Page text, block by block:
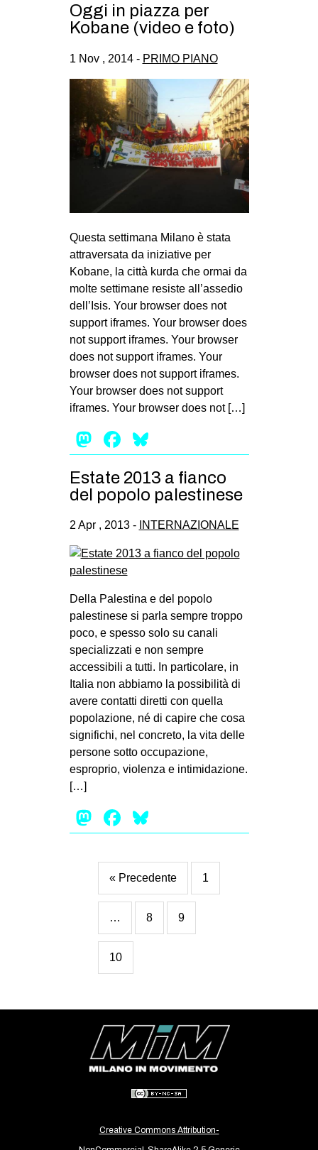
bsky
ms
SEARCH
Oggi in piazza per
Kobane (video e foto)
1 Nov , 2014 - PRIMO PIANO
Questa settimana Milano è stata
attraversata da iniziative per
Kobane, la città kurda che ormai da
molte settimane resiste all’assedio
dell’Isis. Your browser does not
support iframes. Your browser does
not support iframes. Your browser
does not support iframes. Your
browser does not support iframes.
Your browser does not support
iframes. Your browser does not […]
Mastodon
Facebook
Estate 2013 a fianco
del popolo palestinese
2 Apr , 2013 - INTERNAZIONALE
Della Palestina e del popolo
palestinese si parla sempre troppo
poco, e spesso solo su canali
specializzati e non sempre
accessibili a tutti. In particolare, in
Italia non abbiamo la possibilità di
avere contatti diretti con quella
popolazione, né di capire che cosa
significhi, nel concreto, la vita delle
persone sotto occupazione,
esproprio, violenza e intimidazione.
[…]
Mastodon
Facebook
« Precedente 1
… 8 9
10
Creative Commons Attribution-